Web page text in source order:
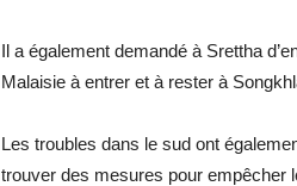
Il a également demandé à Srettha
Malaisie à entrer et à rester à
Les troubles dans le sud ont
trouver des mesures pour empêcher